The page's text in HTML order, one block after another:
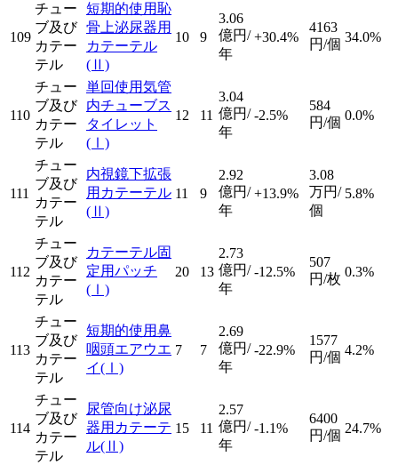
109
チュー
ブ及び
カテー
テル
短期的使用恥
骨上泌尿器用
カテーテル
(Ⅱ)
10 9
3.06
億円/
年
+30.4%
4163
円/個 34.0%
110
チュー
ブ及び
カテー
テル
単回使用気管
内チューブス
タイレット
(Ⅰ)
12 11
3.04
億円/
年
-2.5%
584
円/個 0.0%
111
チュー
ブ及び
カテー
テル
内視鏡下拡張
用カテーテル
(Ⅱ)
11 9
2.92
億円/
年
+13.9%
3.08
万円/
個
5.8%
112
チュー
ブ及び
カテー
テル
カテーテル固
定用パッチ
(Ⅰ)
20 13
2.73
億円/
年
-12.5%
507
円/枚 0.3%
113
チュー
ブ及び
カテー
テル
短期的使用鼻
咽頭エアウエ
イ(Ⅰ)
7 7
2.69
億円/
年
-22.9%
1577
円/個 4.2%
114
チュー
ブ及び
カテー
テル
尿管向け泌尿
器用カテーテ
ル(Ⅱ)
15 11
2.57
億円/
年
-1.1%
6400
円/個 24.7%